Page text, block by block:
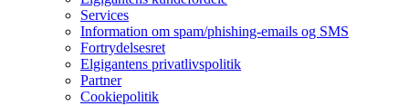
Services
Information om spam/phishing-emails og SMS
Fortrydelsesret
Elgigantens privatlivspolitik
Partner
Cookiepolitik